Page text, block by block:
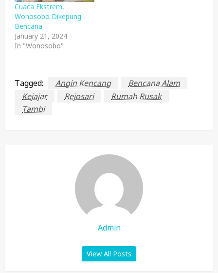
Cuaca Ekstrem,
Wonosobo Dikepung
Bencana
January 21, 2024
In "Wonosobo"
Tagged: Angin Kencang
Bencana Alam
Kejajar
Rejosari
Rumah Rusak
Tambi
Admin
View All Posts